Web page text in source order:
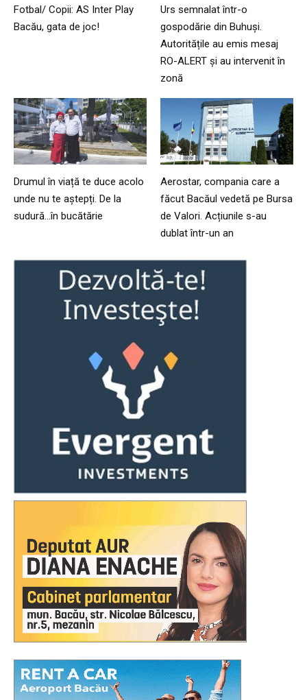
Fotbal/ Copii: AS Inter Play
Bacău, gata de joc!
Urs semnalat într-o
gospodărie din Buhuși.
Autoritățile au emis mesaj
RO-ALERT și au intervenit în
zonă
Drumul în viață te duce acolo
unde nu te aștepți. De la
sudură…în bucătărie
Aerostar, compania care a
făcut Bacăul vedetă pe Bursa
de Valori. Acțiunile s-au
dublat într-un an